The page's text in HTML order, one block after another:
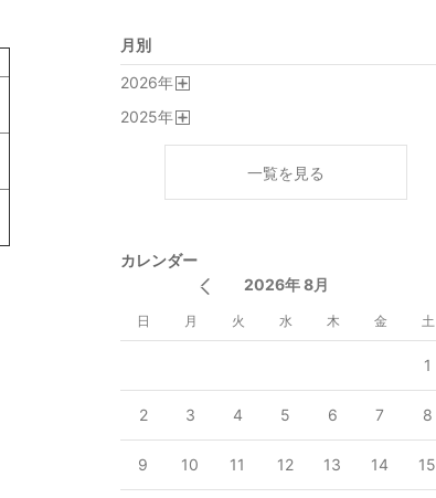
月別
2026年
2025年
一覧を見る
カレンダー
2026年 8月
日 月 火 水 木 金 土
1
2 3 4 5 6 7 8
9 10 11 12 13 14 15